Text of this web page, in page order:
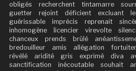
obligés recherchent tintamarre
guetter
rejoint déficient excluant
guérissable
imprécis reprenait
inhomogène
licencier virevolte
chanceux
prends brûlé
bredouilleur
amis allégation
révélé
aridité gris exprimé diva
sanctification
inécoutable souhait